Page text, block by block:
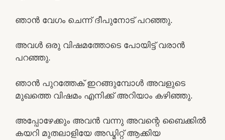
ഞാൻ വേഗം ചെന്ന് ദീപുനോട് പറഞ്ഞു.
അവൾ ഒരു വിഷമത്തോടെ പോയിട്ട് വരാൻ
പറഞ്ഞു.
ഞാൻ പുറത്തേക് ഇറങ്ങുമ്പോൾ അവളുടെ
മുഖത്തെ വിഷമം എനിക്ക് അറിയാം കഴിഞ്ഞു.
അപ്പോഴേക്കും അവൻ വന്നു അവന്റെ ബൈക്കിൽ
കയറി മുതലാളിയേ അഡ്മിറ്റ് ആക്കിയ